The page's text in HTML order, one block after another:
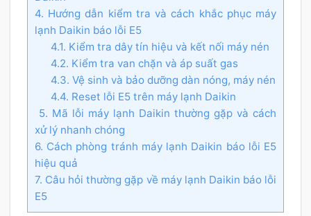
4. Hướng dẫn kiểm tra và cách khắc phục máy
lạnh Daikin báo lỗi E5
4.1. Kiểm tra dây tín hiệu và kết nối máy nén
4.2. Kiểm tra van chặn và áp suất gas
4.3. Vệ sinh và bảo dưỡng dàn nóng, máy nén
4.4. Reset lỗi E5 trên máy lạnh Daikin
5. Mã lỗi máy lạnh Daikin thường gặp và cách
xử lý nhanh chóng
6. Cách phòng tránh máy lạnh Daikin báo lỗi E5
hiệu quả
7. Câu hỏi thường gặp về máy lạnh Daikin báo lỗi
E5